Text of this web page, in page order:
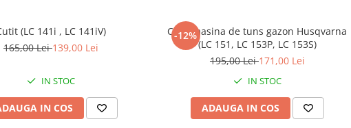
(LC 141i , LC 141iV)
165,00 Lei139,00 Lei
IN STOC
IN COS
-12%
Cutit masina de tuns gazon Husqvarna
(LC 151, LC 153P, LC 153S)
195,00 Lei171,00 Lei
IN STOC
ADAUGA IN COS